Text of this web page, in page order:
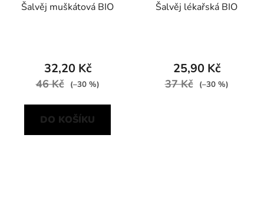
Šalvěj muškátová BIO
32,20 Kč
46 Kč (–30 %)
DO KOŠÍKU
Šalvěj lékařská BIO
25,90 Kč
37 Kč (–30 %)